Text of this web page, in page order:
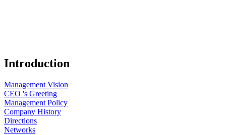
Introduction
Management Vision
CEO 's Greeting
Management Policy
Company History
Directions
Networks